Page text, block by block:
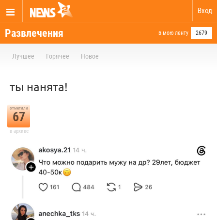
Вход
Развлечения в мою ленту 2679
Лучшее Горячее Новое
ты нанята!
отметили
67
в архиве